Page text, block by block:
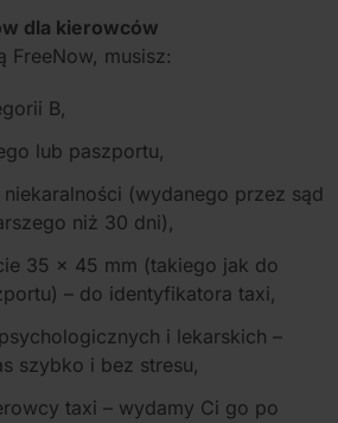
dla kierowców
FreeNow, musisz:
B,
lub paszportu,
(wydanego przez sąd
niż 30 dni),
35 x 45 mm (takiego jak do
– do identyfikatora taxi,
i lekarskich –
szybko i bez stresu,
taxi – wydamy Ci go po